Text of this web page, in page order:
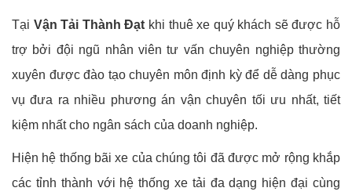
Tại Vận Tải Thành Đạt khi thuê xe quý khách sẽ được hỗ
trợ bởi đội ngũ nhân viên tư vấn chuyên nghiệp thường
xuyên được đào tạo chuyên môn định kỳ để dễ dàng phục
vụ đưa ra nhiều phương án vận chuyên tối ưu nhất, tiết
kiệm nhất cho ngân sách của doanh nghiệp.
Hiện hệ thống bãi xe của chúng tôi đã được mở rộng khắp
các tỉnh thành với hệ thống xe tải đa dạng hiện đại cùng